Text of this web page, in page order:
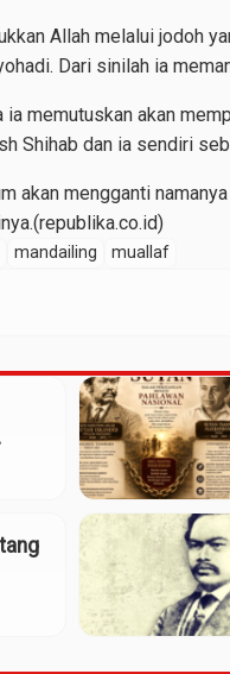
Allah melalui jodoh
Dari sinilah ia
memutuskan akan
Shihab dan ia sendiri
akan mengganti
mandailing muallaf